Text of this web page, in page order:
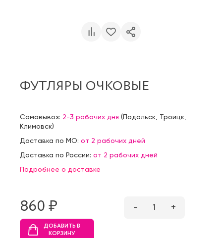
ФУТЛЯРЫ ОЧКОВЫЕ
Самовывоз: 2-3 рабочих дня (Подольск Троицк
Климовск)
Доставка по МО: от 2 рабочих дней
Доставка по России: от 2 рабочих дней
Подробнее о доставке
860 ₷ – 1 +
ДОБАВИТЬ В
КОРЗИНУ